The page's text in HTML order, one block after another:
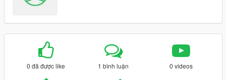
0 đã được like 1 bình luận 0 videos